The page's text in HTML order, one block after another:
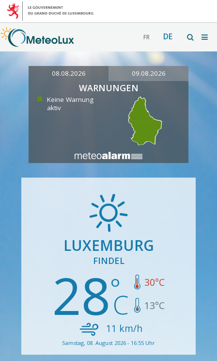
FR DE
08.08.2026 09.08.2026
WARNUNGEN
Keine Warnung
aktiv
LUXEMBURG
FINDEL
28 30°C
13°C
11 km/h
Samstag, 08. August 2026 - 16:55 Uhr